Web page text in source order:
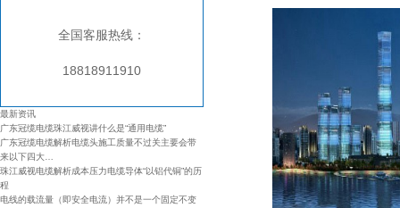
全国客服热线：
18818911910
最新资讯
广东冠缆电缆珠江威视讲什么是“通用电缆”
广东冠缆电缆解析电缆头施工质量不过关主要会带
来以下四大…
珠江威视电缆解析成本压力电缆导体“以铝代铜”的历
程
电线的载流量（即安全电流）并不是一个固定不变